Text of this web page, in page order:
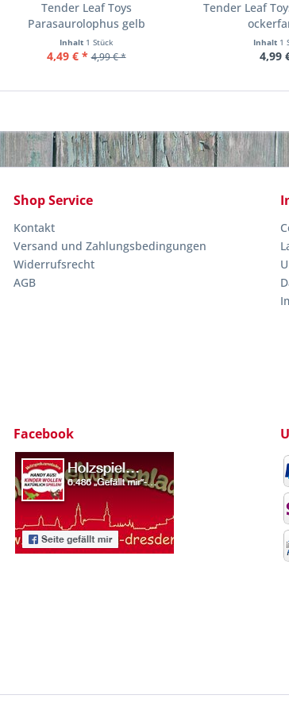
Tender Leaf Toys
Parasaurolophus gelb
Inhalt 1 Stück
4,49 € * 4,99 € *
Tender Leaf
Inhalt 1
4,99
Shop Service
Kontakt
Versand und Zahlungsbedingungen
Widerrufsrecht
AGB
Facebook